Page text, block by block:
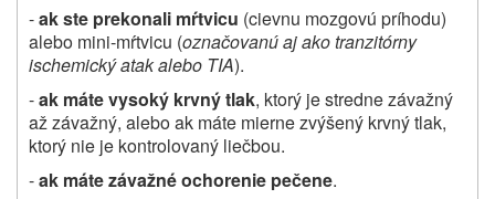
-ak ste prekonali mŕtvicu (cievnu mozgovú príhodu)
alebo mini‑mŕtvicu (označovanú aj ako tranzitórny
ischemický atak alebo TIA).
-ak máte vysoký krvný tlak, ktorý je stredne závažný
až závažný, alebo ak máte mierne zvýšený krvný tlak,
ktorý nie je kontrolovaný liečbou.
-ak máte závažné ochorenie pečene.